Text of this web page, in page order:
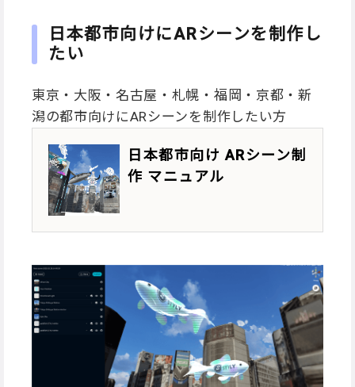
日本都市向けにARシーンを制作し
たい
東京・大阪・名古屋・札幌・福岡・京都・新
潟の都市向けにARシーンを制作したい方
日本都市向け ARシーン制
作 マニュアル